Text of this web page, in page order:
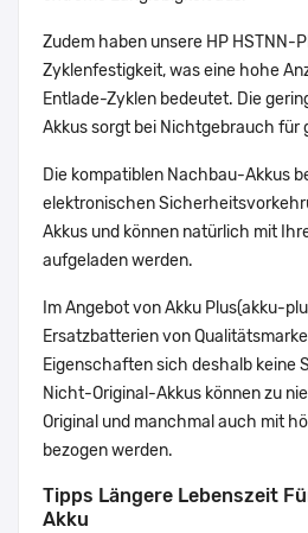
Zudem haben unsere HP HSTNN-
Zyklenfestigkeit, was eine hohe
Entlade-Zyklen bedeutet. Die
Akkus sorgt bei Nichtgebrauch für
Die kompatiblen Nachbau-Akkus
elektronischen
Akkus und können natürlich mit
aufgeladen werden.
Im Angebot von Akku Plus(akku-
Ersatzbatterien von
Eigenschaften sich deshalb keine
Nicht-Original-Akkus können zu
Original und manchmal auch mit
bezogen werden.
Tipps Längere Lebenszeit
Akku